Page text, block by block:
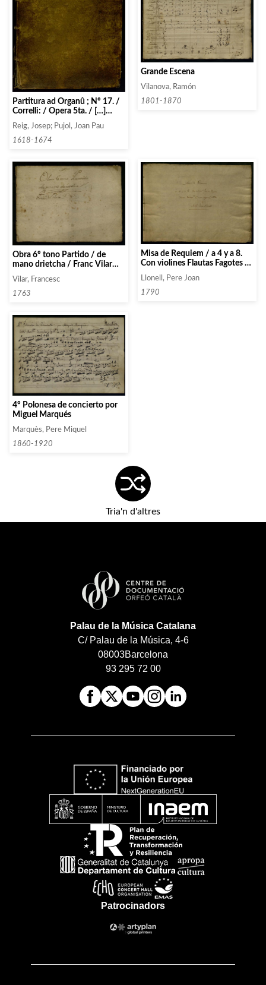
Partitura ad Organû ; Nº 17. /
Correlli: / Opera 5ta. / […]
Reig, Josep; Pujol, Joan Pau
1618-1674
Grande Escena
Vilanova, Ramón
1801-1870
Obra 6º tono Partido / de
mano drietcha / Franc Vilar
Vilar, Francesc
1763
Misa de Requiem / a 4 y a 8.
Con violines Flautas Fagotes /
oboes trampto. Contrabajo
año 1790 / Mtro Juan Llonell
Llonell, Pere Joan
1790
4º Polonesa de concierto por
Miguel Marqués
Marquès, Pere Miquel
1860-1920
Tria'n d'altres
Palau de la Música Catalana
C/ Palau de la Música, 4-6
08003Barcelona
93 295 72 00
Patrocinadors